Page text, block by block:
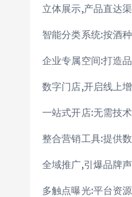
立体展示,产品直达
智能分类系统:按酒
企业专属空间:打造
数字门店,开启线上
一站式开店:无需技
整合营销工具:提供
全域推广,引爆品牌
多触点曝光:平台资